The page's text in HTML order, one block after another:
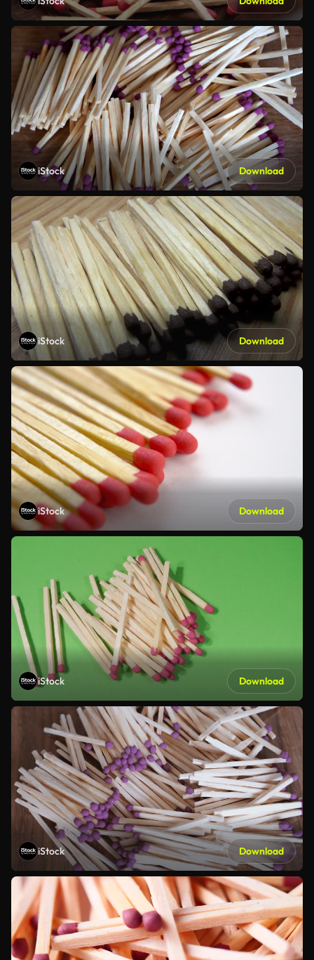
iStock Download
iStock Download
iStock Download
iStock Download
iStock Download